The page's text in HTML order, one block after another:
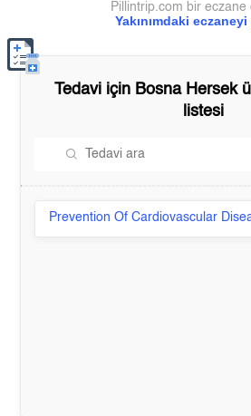
Yakınımdaki
Pillintrip.com bir eczane
Tedavi için Bosna Hersek
listesi
Prevention Of Cardiovascular